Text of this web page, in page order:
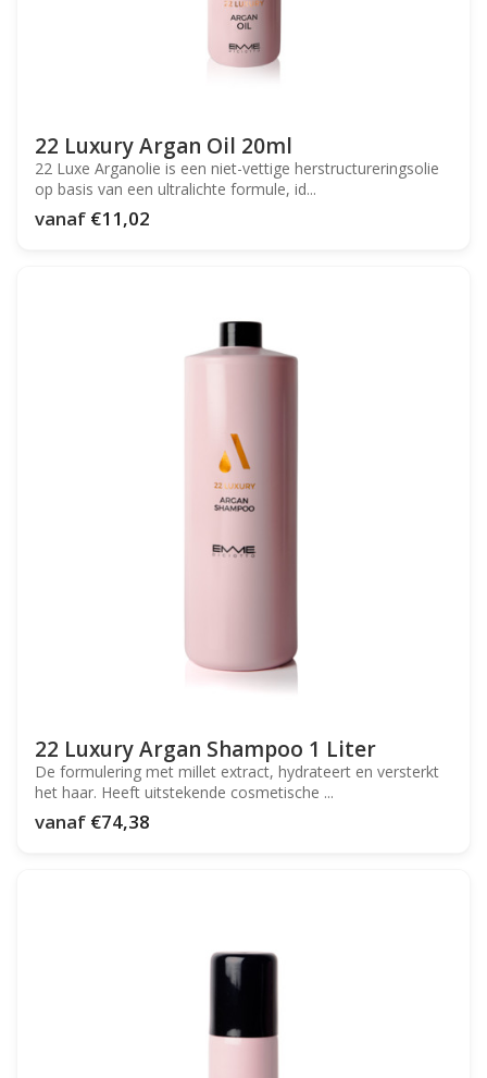
22 Luxury Argan Oil 20ml
22 Luxe Arganolie is een niet-vettige herstructureringsolie
op basis van een ultralichte formule, id...
vanaf €11,02
22 Luxury Argan Shampoo 1 Liter
De formulering met millet extract, hydrateert en versterkt
het haar. Heeft uitstekende cosmetische ...
vanaf €74,38